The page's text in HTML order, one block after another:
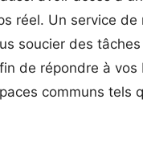
réel. Un service
soucier des
de répondre à vos
communs tels